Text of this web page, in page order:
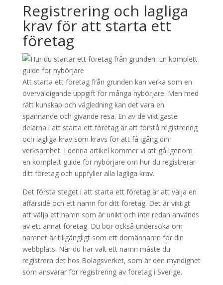
Registrering och lagliga
krav för att starta ett
företag
Att starta ett företag från grunden kan verka som en
överväldigande uppgift för många nybörjare. Men med
rätt kunskap och vägledning kan det vara en
spännande och givande resa. En av de viktigaste
delarna i att starta ett företag är att förstå registrering
och lagliga krav som krävs för att få igång din
verksamhet. I denna artikel kommer vi att gå igenom
en komplett guide för nybörjare om hur du registrerar
ditt företag och uppfyller alla lagliga krav.
Det första steget i att starta ett företag är att välja en
affärsidé och ett namn för ditt företag. Det är viktigt
att välja ett namn som är unikt och inte redan används
av ett annat företag. Du bör också undersöka om
namnet är tillgängligt som ett domännamn för din
webbplats. När du har valt ett namn måste du
registrera det hos Bolagsverket, som är den myndighet
som ansvarar för registrering av företag i Sverige.